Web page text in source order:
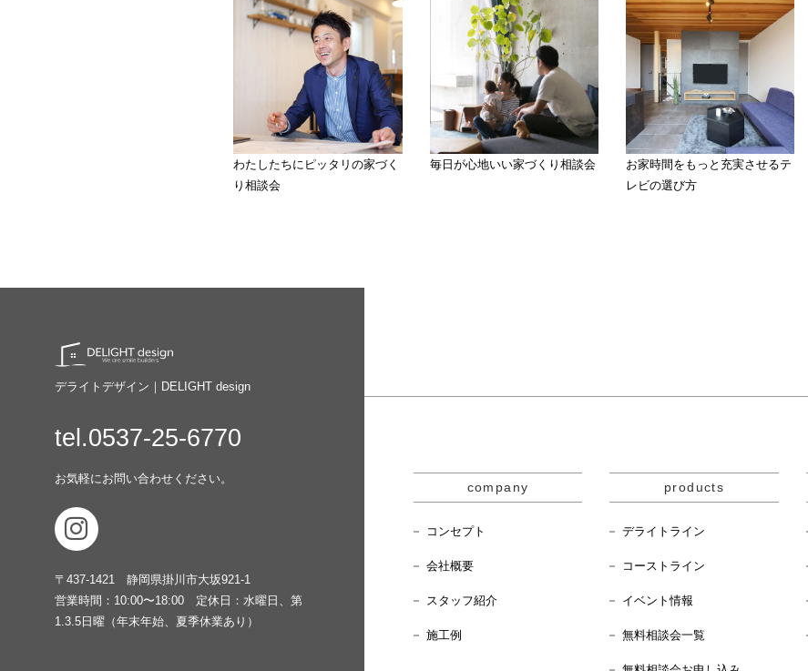
わたしたちにピッタリの家づく
り相談会
毎日が心地いい家づくり相談会
お家時間をもっと充実させるテ
レビの選び方
デライトデザイン｜DELIGHT design
tel.0537-25-6770
お気軽にお問い合わせください。
〒437-1421 静岡県掛川市大坂921-1
営業時間：10:00〜18:00 定休日：水曜日、第
1.3.5日曜（年末年始、夏季休業あり）
company
コンセプト
会社概要
スタッフ紹介
施工例
products
デライトライン
コーストライン
イベント情報
無料相談会一覧